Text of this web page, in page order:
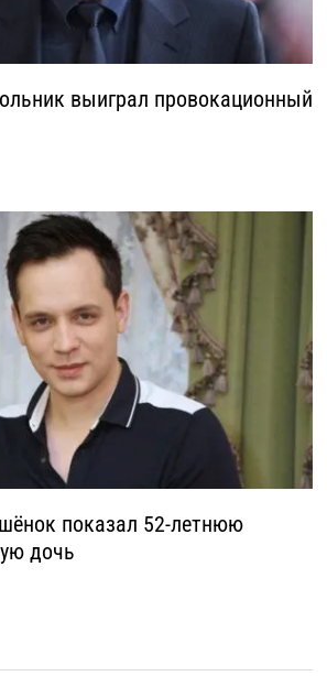
выиграл провокационный
показал 52-летнюю
дочь